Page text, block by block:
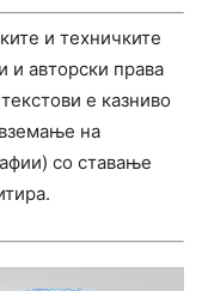
и техничките
и авторски права
е казниво
на
со ставање